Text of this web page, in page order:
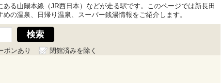
る山陽本線（JR西日本）などが走る駅です。このページでは新長田
の温泉、日帰り温泉、スーパー銭湯情報をご紹介します。
ポンあり
閉館済みを除く